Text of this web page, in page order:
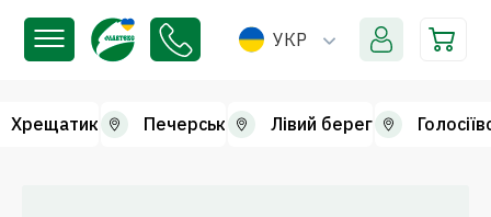
УКР
Хрещатик Печерськ Лівий берег